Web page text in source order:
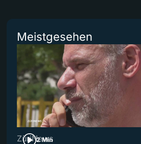
Meistgesehen
2 Min
ZüriNews